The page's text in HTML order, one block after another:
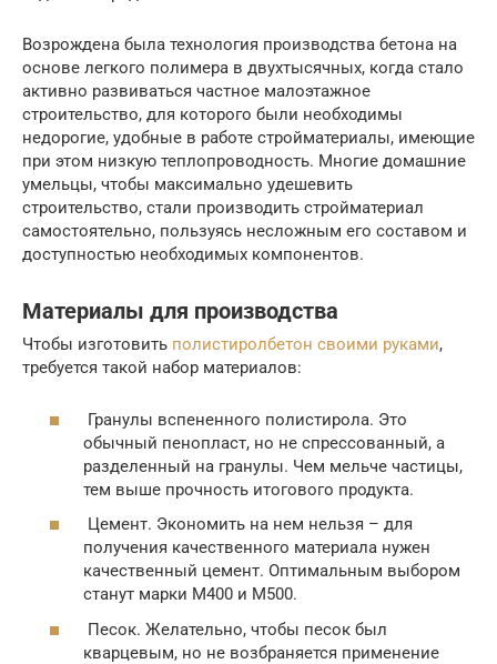
Возрождена была технология производства бетона на
основе легкого полимера в двухтысячных, когда стало
активно развиваться частное малоэтажное
строительство, для которого были необходимы
недорогие, удобные в работе стройматериалы, имеющие
при этом низкую теплопроводность. Многие домашние
умельцы, чтобы максимально удешевить
строительство, стали производить стройматериал
самостоятельно, пользуясь несложным его составом и
доступностью необходимых компонентов.
Материалы для производства
Чтобы изготовить полистиролбетон своими руками,
требуется такой набор материалов:
Гранулы вспененного полистирола. Это
обычный пенопласт, но не спрессованный, а
разделенный на гранулы. Чем мельче частицы,
тем выше прочность итогового продукта.
Цемент. Экономить на нем нельзя – для
получения качественного материала нужен
качественный цемент. Оптимальным выбором
станут марки М400 и М500.
Песок. Желательно, чтобы песок был
кварцевым, но не возбраняется применение